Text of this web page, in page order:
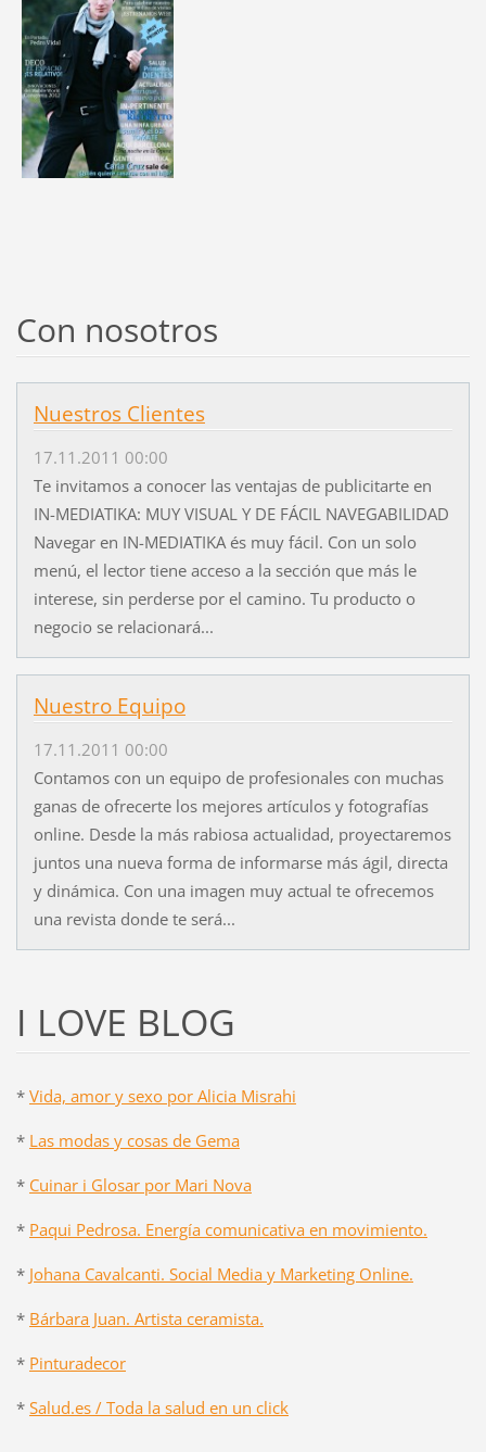
Con nosotros
Nuestros Clientes
17.11.2011 00:00
Te invitamos a conocer las ventajas de publicitarte en
IN-MEDIATIKA: MUY VISUAL Y DE FÁCIL NAVEGABILIDAD
Navegar en IN-MEDIATIKA és muy fácil. Con un solo
menú, el lector tiene acceso a la sección que más le
interese, sin perderse por el camino. Tu producto o
negocio se relacionará...
Nuestro Equipo
17.11.2011 00:00
Contamos con un equipo de profesionales con muchas
ganas de ofrecerte los mejores artículos y fotografías
online. Desde la más rabiosa actualidad, proyectaremos
juntos una nueva forma de informarse más ágil, directa
y dinámica. Con una imagen muy actual te ofrecemos
una revista donde te será...
I LOVE BLOG
* Vida, amor y sexo por Alicia Misrahi
* Las modas y cosas de Gema
* Cuinar i Glosar por Mari Nova
* Paqui Pedrosa. Energía comunicativa en movimiento.
* Johana Cavalcanti. Social Media y Marketing Online.
* Bárbara Juan. Artista ceramista.
* Pinturadecor
* Salud.es / Toda la salud en un click